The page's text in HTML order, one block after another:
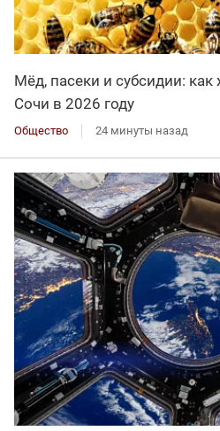
Мёд, пасеки и субсидии:
Сочи в 2026 году
Общество 24 минуты назад